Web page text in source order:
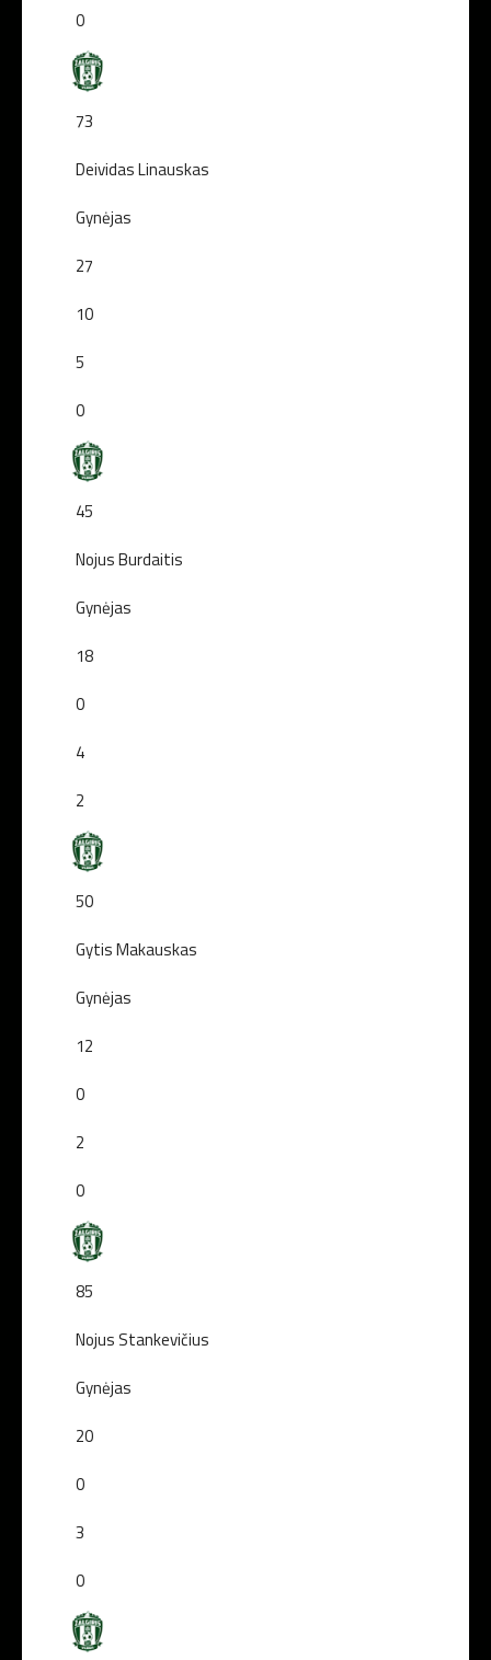
0
73
Deividas Linauskas
Gynėjas
27
10
5
0
45
Nojus Burdaitis
Gynėjas
18
0
4
2
50
Gytis Makauskas
Gynėjas
12
0
2
0
85
Nojus Stankevičius
Gynėjas
20
0
3
0